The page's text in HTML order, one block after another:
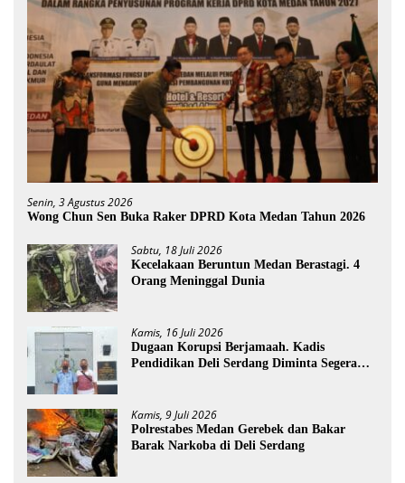
Senin, 3 Agustus 2026
Wong Chun Sen Buka Raker DPRD Kota Medan Tahun 2026
Sabtu, 18 Juli 2026
Kecelakaan Beruntun Medan Berastagi. 4
Orang Meninggal Dunia
Kamis, 16 Juli 2026
Dugaan Korupsi Berjamaah. Kadis
Pendidikan Deli Serdang Diminta Segera
Kamis, 9 Juli 2026
Polrestabes Medan Gerebek dan Bakar
Barak Narkoba di Deli Serdang